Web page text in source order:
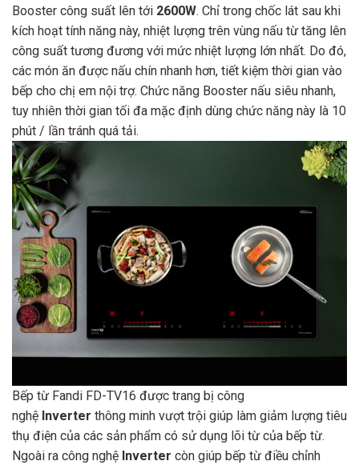
Booster công suất lên tới 2600W. Chỉ trong chốc lát sau khi
kích hoạt tính năng này, nhiệt lượng trên vùng nấu từ tăng lên
công suất tương đương với mức nhiệt lượng lớn nhất. Do đó,
các món ăn được nấu chín nhanh hơn, tiết kiệm thời gian vào
bếp cho chị em nội trợ. Chức năng Booster nấu siêu nhanh,
tuy nhiên thời gian tối đa mặc định dùng chức năng này là 10
phút / lần tránh quá tải.
Bếp từ Fandi FD-TV16 được trang bị công
nghệ Inverter thông minh vượt trội giúp làm giảm lượng tiêu
thụ điện của các sản phẩm có sử dụng lõi từ của bếp từ.
Ngoài ra công nghệ Inverter còn giúp bếp từ điều chỉnh